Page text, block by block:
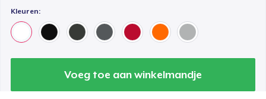
Kleuren:
Voeg toe aan winkelmandje